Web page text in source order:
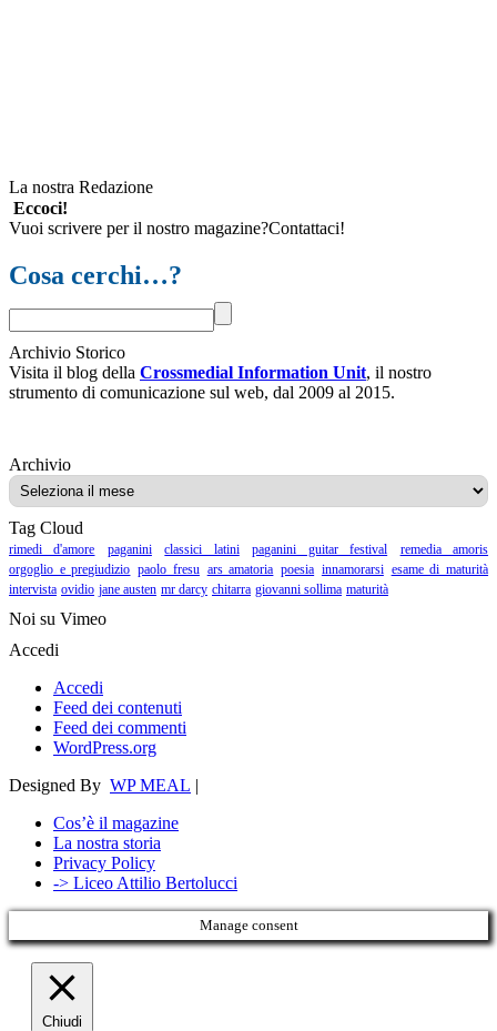
La nostra Redazione
Eccoci!
Vuoi scrivere per il nostro magazine?Contattaci!
Cosa cerchi…?
Archivio Storico
Visita il blog della Crossmedial Information Unit, il nostro
strumento di comunicazione sul web, dal 2009 al 2015.
ArchivioArchivio
Tag Cloud
rimedi d'amore paganini classici latini paganini guitar festival
remedia amoris
orgoglio e pregiudizio paolo fresu ars amatoria poesia innamorarsi esame di maturità
intervista ovidio jane austen mr darcy chitarra giovanni sollima maturità
Noi su Vimeo
Accedi
Accedi
Feed dei contenuti
Feed dei commenti
WordPress.org
Designed By WP MEAL |
Cos’è il magazine
La nostra storia
Privacy Policy
-> Liceo Attilio Bertolucci
Manage consent
Chiudi